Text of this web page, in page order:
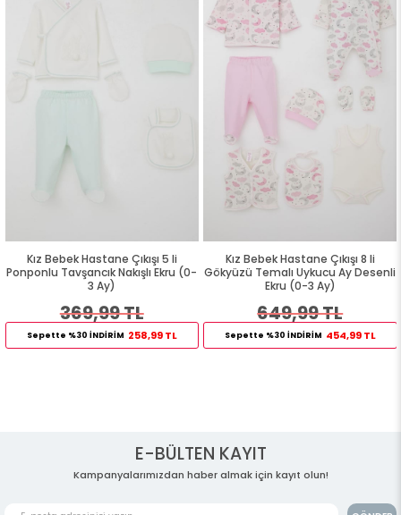
Kız Bebek Hastane Çıkışı 5 li
Ponponlu Tavşancık Nakışlı Ekru (0-
3 Ay)
369,99 TL
Sepette %30 İNDİRİM 258,99 TL
Kız Bebek Hastane Çıkışı 8 li
Gökyüzü Temalı Uykucu Ay Desenli
Ekru (0-3 Ay)
649,99 TL
Sepette %30 İNDİRİM 454,99 TL
E-BÜLTEN KAYIT
Kampanyalarımızdan haber almak için kayıt olun!